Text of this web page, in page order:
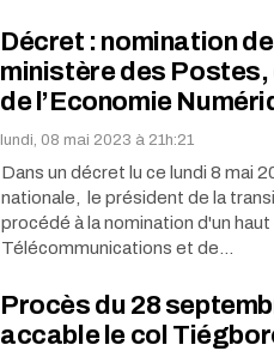
Décret : nomination
ministère des
de l’Economie
lundi, 08 mai 2023 à 21h:21
Dans un décret lu ce lundi 8 mai
nationale, le président de la
procédé à la nomination d'un
Télécommunications et de…
Procès du 28
accable le col